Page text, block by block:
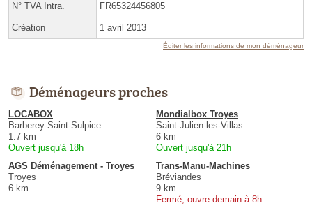
N° TVA Intra. FR65324456805
Création 1 avril 2013
Éditer les informations de mon déménageur
Déménageurs proches
LOCABOX
Barberey-Saint-Sulpice
1.7 km
Ouvert jusqu'à 18h
Mondialbox Troyes
Saint-Julien-les-Villas
6 km
Ouvert jusqu'à 21h
AGS Déménagement - Troyes
Troyes
6 km
Trans-Manu-Machines
Bréviandes
9 km
Fermé, ouvre demain à 8h